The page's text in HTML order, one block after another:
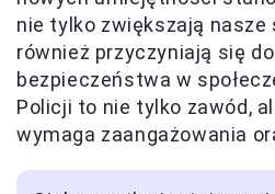
nie tylko zwiększają nasze
również przyczyniają się
bezpieczeństwa w
Policji to nie tylko zawód,
wymaga zaangażowania